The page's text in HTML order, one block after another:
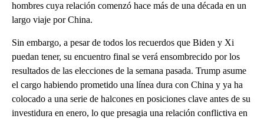
hombres cuya relación comenzó hace más de una década en un
largo viaje por China.
Sin embargo, a pesar de todos los recuerdos que Biden y Xi
puedan tener, su encuentro final se verá ensombrecido por los
resultados de las elecciones de la semana pasada. Trump asume
el cargo habiendo prometido una línea dura con China y ya ha
colocado a una serie de halcones en posiciones clave antes de su
investidura en enero, lo que presagia una relación conflictiva en